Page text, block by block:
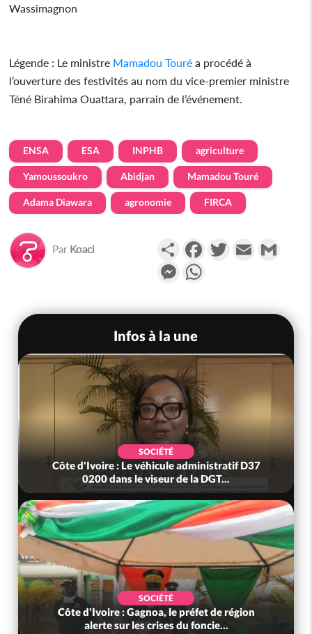
Wassimagnon
Légende : Le ministre Mamadou Touré a procédé à
l’ouverture des festivités au nom du vice-premier ministre
Téné Birahima Ouattara, parrain de l’événement.
ENSA ESA INPHB agriculture
Yamoussoukro Abidjan Mamadou Touré
Adama Diawara agronomie FIRCA
Par Koaci PartagerFacebookTwitterEmail
Messenger
Infos à la une
SOCIÉTÉ
Côte d'Ivoire : Le véhicule administratif D37
0200 dans le viseur de la DGT...
SOCIÉTÉ
Côte d'Ivoire : Gagnoa, le préfet de région
alerte sur les crises du foncie...